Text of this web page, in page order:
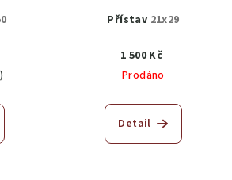
Přístav 21x29
1 500 Kč
Prodáno
Detail